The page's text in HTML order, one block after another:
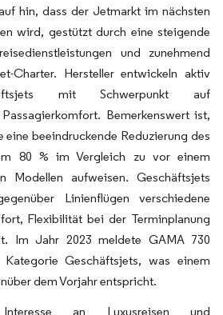
hin, dass der Jetmarkt im nächsten
wird, gestützt durch eine steigende
und zunehmend
Charter. Hersteller entwickeln aktiv
mit Schwerpunkt auf
Bemerkenswert ist,
eine beeindruckende Reduzierung des
80 % im Vergleich zu vor einem
Modellen aufweisen. Geschäftsjets
Linienflügen verschiedene
Flexibilität bei der Terminplanung
Im Jahr 2023 meldete GAMA 730
Geschäftsjets, was einem
dem Vorjahr entspricht.
an Luxusreisen und